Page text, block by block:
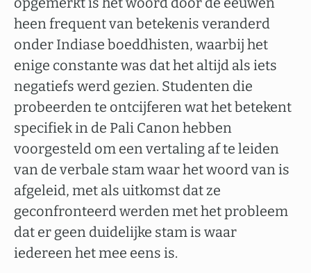
heen frequent van betekenis veranderd
onder Indiase boeddhisten, waarbij het
enige constante was dat het altijd als iets
negatiefs werd gezien. Studenten die
probeerden te ontcijferen wat het betekent
specifiek in de Pali Canon hebben
voorgesteld om een vertaling af te leiden
van de verbale stam waar het woord van is
afgeleid, met als uitkomst dat ze
geconfronteerd werden met het probleem
dat er geen duidelijke stam is waar
iedereen het mee eens is.